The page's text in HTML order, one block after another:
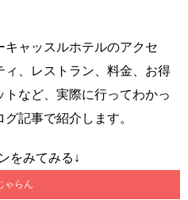
キャッスルホテルのアクセ
ィ、レストラン、料金、お得
など、実際に行ってわかっ
記事で紹介します。
をみてみる↓
ゃらん